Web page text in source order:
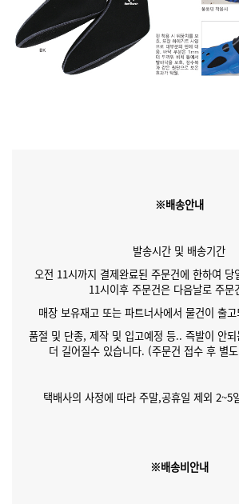
※배송안내
발송시간 및 배송기간
오전 11시까지 결제완료된 주문건에 한하여
11시이후 주문건은 다음날로 주문
매장 보유재고 또는 파트너사에서 물건이 출
품절 및 단종, 제작 및 입고예정 등.. 즉발이 안
더 길어질수 있습니다. (주문건 접수 후 별
택배사의 사정에 따라 주말,공휴일 제외 2~5
※배송비안내